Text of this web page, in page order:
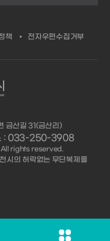
책 전자우편수집거부
금산길 31(금산리)
: 033-250-3908
rights reserved.
시의 허락없는 무단복제를